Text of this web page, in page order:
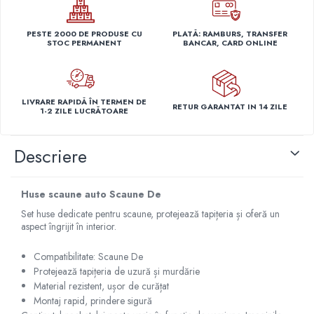
Capace r14 Nissan
Capace r14 Opel
Capace r14 Seat
Capace r14 Skoda
Capace r14 Toyota
Capace r14 Volvo
Capace r15 Alfa Romeo
Capace r15 BMW
Capace r15 Chevrolet
Capace r15 Citroen
Capace r15 Dacia
Capace r15 Daewo
Capace r15 Ford
Capace r15 Hyundai
PESTE 2000 DE PRODUSE CU
STOC PERMANENT
PLATĂ: RAMBURS, TRANSFER
BANCAR, CARD ONLINE
LIVRARE RAPIDĂ ÎN TERMEN DE
1-2 ZILE LUCRĂTOARE
RETUR GARANTAT IN 14 ZILE
Descriere
Huse scaune auto Scaune De
Set huse dedicate pentru scaune, protejează tapițeria și oferă un
aspect îngrijit în interior.
Compatibilitate: Scaune De
Protejează tapițeria de uzură și murdărie
Material rezistent, ușor de curățat
Montaj rapid, prindere sigură